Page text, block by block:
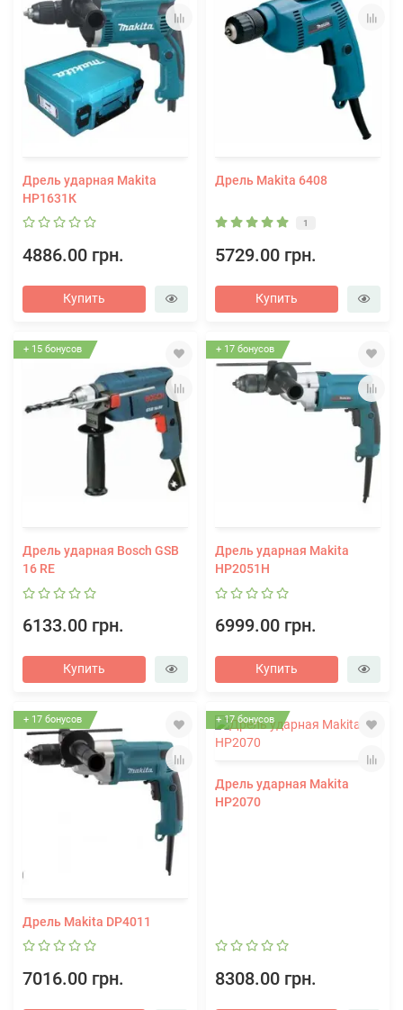
Дрель ударная Makita
HP1631К
4886.00 грн.
Купить
Дрель Makita 6408
1
5729.00 грн.
Купить
+ 15 бонусов
Дрель ударная Bosch GSB
16 RE
6133.00 грн.
Купить
+ 17 бонусов
Дрель ударная Makita
HP2051H
6999.00 грн.
Купить
+ 17 бонусов
Дрель Makita DP4011
7016.00 грн.
+ 17 бонусов
Дрель ударная Makita
HP2070
8308.00 грн.